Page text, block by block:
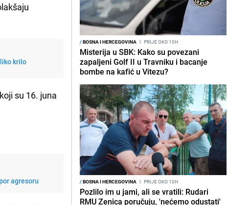
krilo
su 16. juna
agresoru
/BOSNA I HERCEGOVINA I PRIJE OKO 10H
Misterija u SBK: Kako su povezani
zapaljeni Golf II u Travniku i bacanje
bombe na kafić u Vitezu?
/BOSNA I HERCEGOVINA I PRIJE OKO 10H
Pozlilo im u jami, ali se vratili: Rudari
RMU Zenica poručuju, 'nećemo odustati'